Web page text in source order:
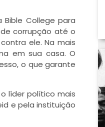
Bible College para
corrupção até o
ele. Na mais
em sua casa. O
o que garante
líder político mais
e pela instituição